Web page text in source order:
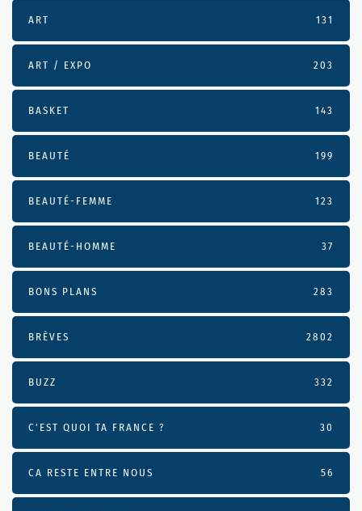
ART 131
ART / EXPO 203
BASKET 143
BEAUTÉ 199
BEAUTÉ-FEMME 123
BEAUTÉ-HOMME 37
BONS PLANS 283
BRÈVES 2802
BUZZ 332
C'EST QUOI TA FRANCE ? 30
CA RESTE ENTRE NOUS 56